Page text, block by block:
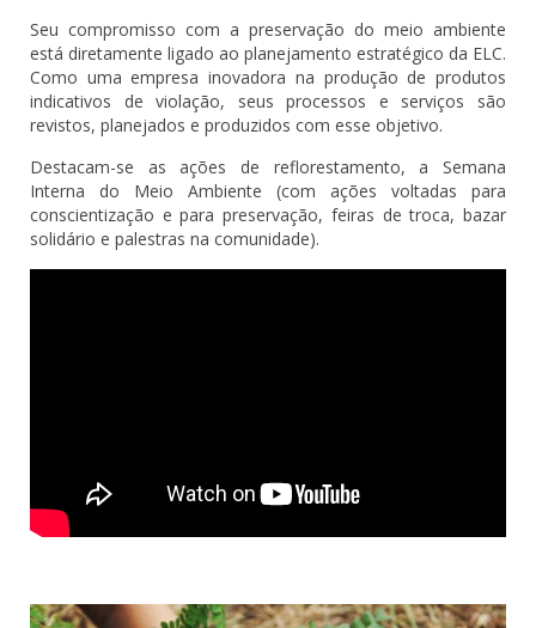
Seu compromisso com a preservação do meio ambiente
está diretamente ligado ao planejamento estratégico da ELC.
Como uma empresa inovadora na produção de produtos
indicativos de violação, seus processos e serviços são
revistos, planejados e produzidos com esse objetivo.
Destacam-se as ações de reflorestamento, a Semana
Interna do Meio Ambiente (com ações voltadas para
conscientização e para preservação, feiras de troca, bazar
solidário e palestras na comunidade).